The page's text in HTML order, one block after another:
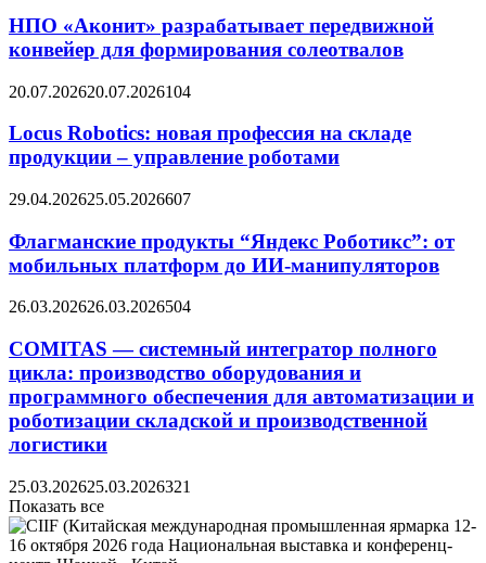
НПО «Аконит» разрабатывает передвижной
конвейер для формирования солеотвалов
20.07.202620.07.2026104
Locus Robotics: новая профессия на складе
продукции – управление роботами
29.04.202625.05.2026607
Флагманские продукты “Яндекс Роботикс”: от
мобильных платформ до ИИ-манипуляторов
26.03.202626.03.2026504
COMITAS — системный интегратор полного
цикла: производство оборудования и
программного обеспечения для автоматизации и
роботизации складской и производственной
логистики
25.03.202625.03.2026321
Показать все